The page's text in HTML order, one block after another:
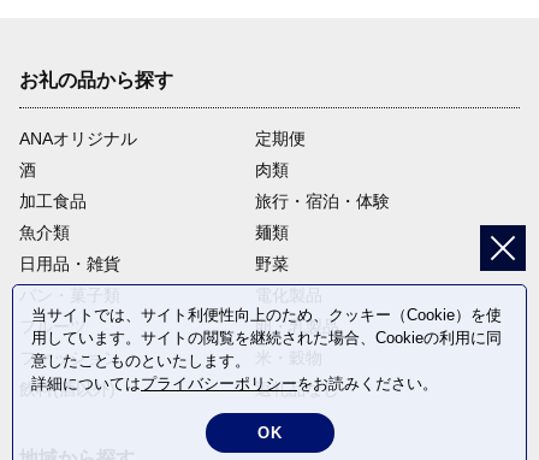
お礼の品から探す
ANAオリジナル
定期便
酒
肉類
加工食品
旅行・宿泊・体験
魚介類
麺類
日用品・雑貨
野菜
フルーツ
卵・乳製品
ファッション
飲料(酒以外)
返礼品なし
当サイトでは、サイト利便性向上のため、クッキー（Cookie）を使
用しています。サイトの閲覧を継続された場合、Cookieの利用に同
意したことものといたします。
詳細についてはプライバシーポリシーをお読みください。
OK